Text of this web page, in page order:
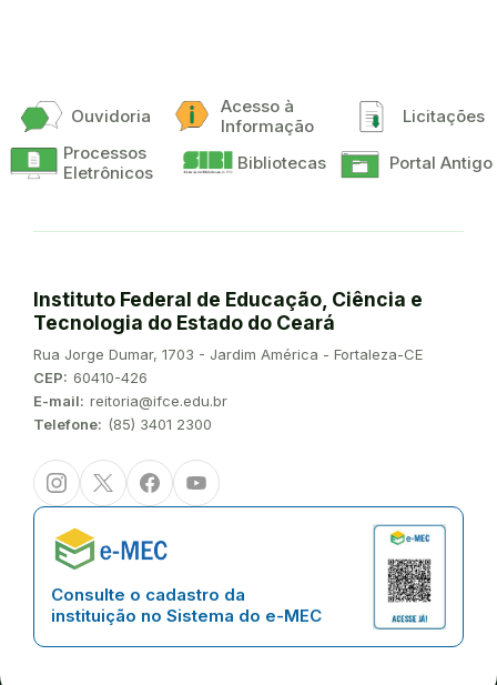
Ouvidoria
Acesso à
Informação
Licitações
Processos
Eletrônicos
Bibliotecas Portal Antigo
Instituto Federal de Educação, Ciência e
Tecnologia do Estado do Ceará
Endereço:
Rua Jorge Dumar, 1703 - Jardim América - Fortaleza-CE
CEP: 60410-426
E-mail: reitoria@ifce.edu.br
Telefone: (85) 3401 2300
InstagramTwitter/XFacebookYoutube
Consulte o cadastro da
instituição no Sistema do e-MEC